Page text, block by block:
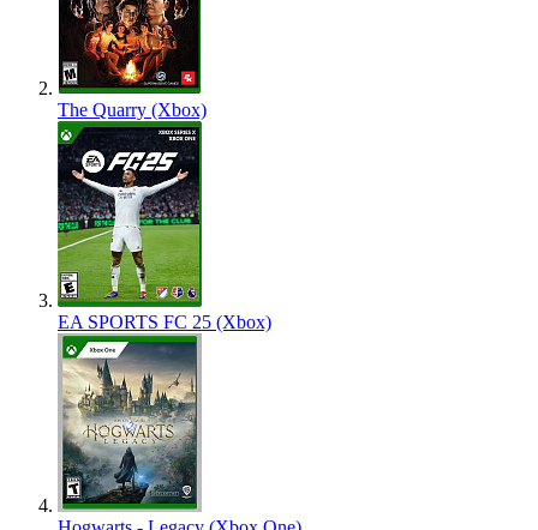
The Quarry (Xbox)
EA SPORTS FC 25 (Xbox)